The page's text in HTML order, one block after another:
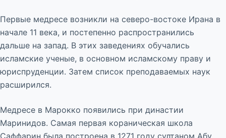
Первые медресе возникли на северо-востоке Ирана в
начале 11 века, и постепенно распространились
дальше на запад. В этих заведениях обучались
исламские ученые, в основном исламскому праву и
юриспруденции. Затем список преподаваемых наук
расширился.
Медресе в Марокко появились при династии
Маринидов. Самая первая кораническая школа